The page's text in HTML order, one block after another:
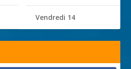
Vendredi 14